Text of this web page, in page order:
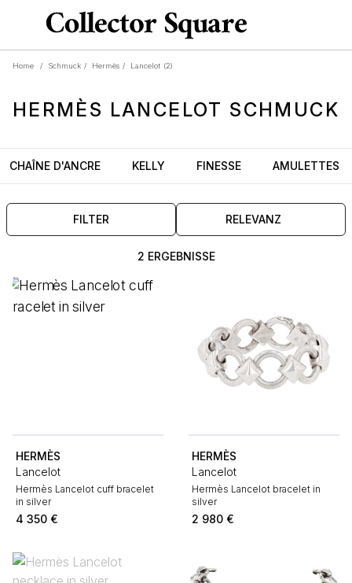
Home / Schmuck / Hermès / Lancelot (2)
HERMÈS LANCELOT SCHMUCK
CHAÎNE D'ANCRE KELLY FINESSE AMULETTES
FILTER RELEVANZ
2 ERGEBNISSE
HERMÈS
Lancelot
Hermès Lancelot cuff bracelet
in silver
4 350 €
HERMÈS
Lancelot
Hermès Lancelot bracelet in
silver
2 980 €